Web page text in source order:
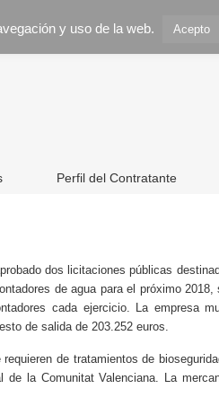
Perfil del Contratante
dos licitaciones públicas
de agua para el próximo
cada ejercicio. La empresa
de salida de 203.252 euros.
de tratamientos de
la Comunitat Valenciana. La
y uso de la web. Acepto